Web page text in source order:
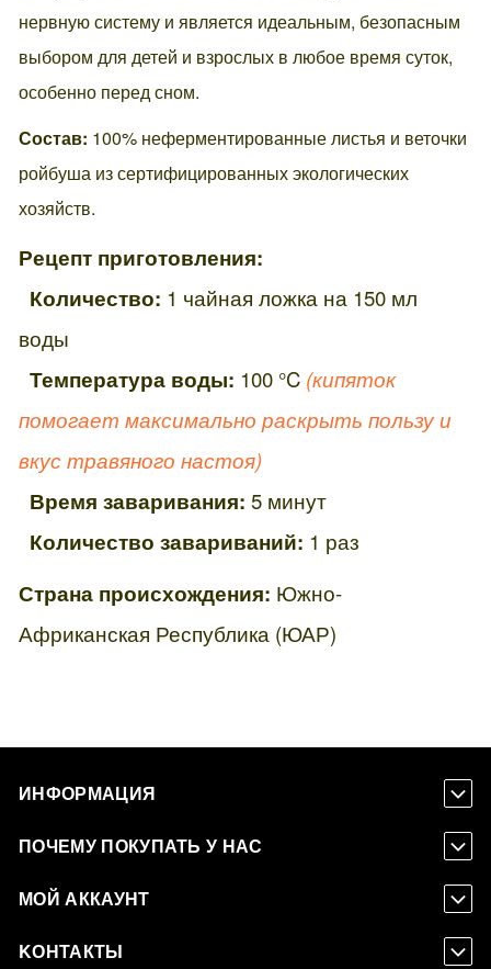
нервную систему и является идеальным, безопасным
выбором для детей и взрослых в любое время суток,
особенно перед сном.
Состав: 100% неферментированные листья и веточки
ройбуша из сертифицированных экологических
хозяйств.
Рецепт приготовления:
Количество: 1 чайная ложка на 150 мл
воды
Температура воды: 100 °C (кипяток
помогает максимально раскрыть пользу и
вкус травяного настоя)
Время заваривания: 5 минут
Количество завариваний: 1 раз
Страна происхождения: Южно-
Африканская Республика (ЮАР)
ИНФОРМАЦИЯ
ПОЧЕМУ ПОКУПАТЬ У НАС
МОЙ АККАУНТ
KОНТАКТЫ